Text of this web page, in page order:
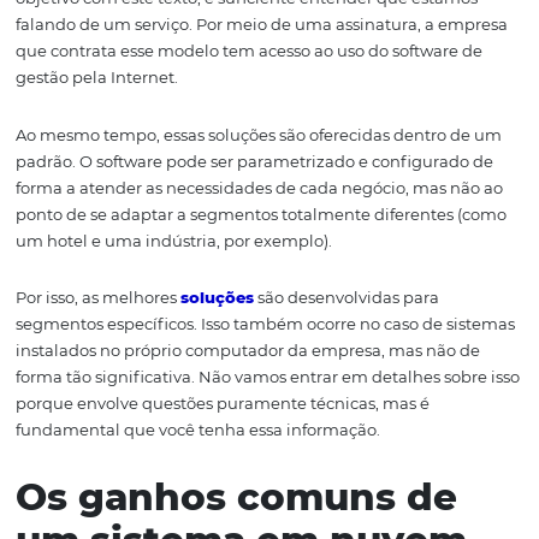
entenda essa relação!
O sistema em nuvem
Existem vários tipos de sistema em nuvem, mas, para o
objetivo com este texto, é suficiente entender que
falando de um serviço. Por meio de uma assinatura, a
gestão pela Internet.
Ao mesmo tempo, essas soluções são oferecidas dentro
padrão. O software pode ser parametrizado e
forma a atender as necessidades de cada negócio, mas
um hotel e uma indústria, por exemplo).